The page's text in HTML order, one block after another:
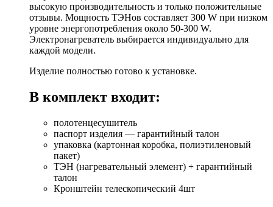
высокую производительность и только положительные
отзывы. Мощность ТЭНов составляет 300 W при низком
уровне энергопотребления около 50-300 W.
Электронагреватель выбирается индивидуально для
каждой модели.
Изделие полностью готово к установке.
В комплект входит:
полотенцесушитель
паспорт изделия — гарантийный талон
упаковка (картонная коробка, полиэтиленовый
пакет)
ТЭН (нагревательный элемент) + гарантийный
талон
Кронштейн телескопический 4шт